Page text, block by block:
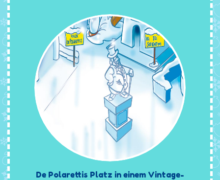
De Polarettis Platz in einem Vintage-